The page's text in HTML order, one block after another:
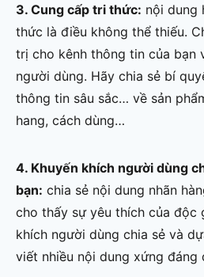
3. Cung cấp tri thức: nội dung
thức là điều không thể thiếu.
trị cho kênh thông tin của bạn
người dùng. Hãy chia sẻ bí
thông tin sâu sắc… về sản
hang, cách dùng…
4. Khuyến khích người dùng
bạn: chia sẻ nội dung nhãn
cho thấy sự yêu thích của độc
khích người dùng chia sẻ và
viết nhiều nội dung xứng đáng